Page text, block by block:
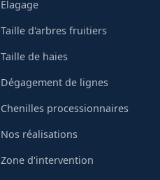
Élagage
Taille d'arbres fruitiers
Taille de haies
Dégagement de lignes
Chenilles processionnaires
Nos réalisations
Zone d'intervention